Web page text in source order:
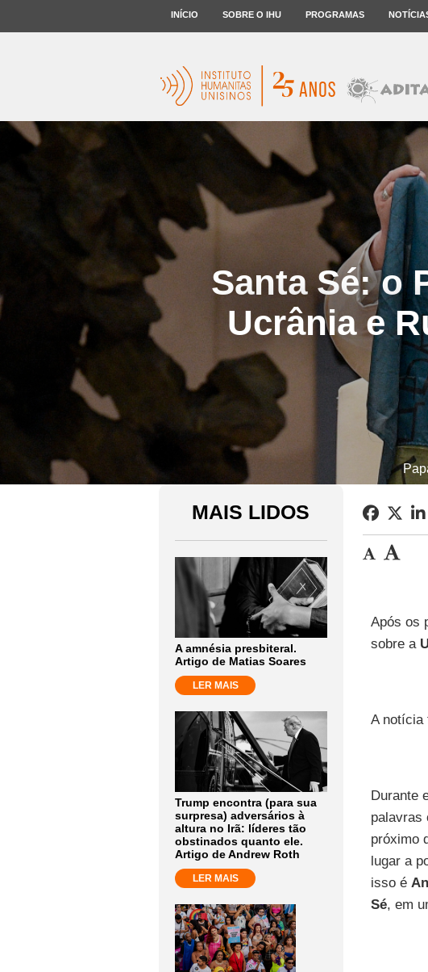
INÍCIO SOBRE O IHU PROGRAMAS
Santa Sé: o
Ucrânia e
MAIS LIDOS
A amnésia presbiteral.
Artigo de Matias Soares
LER MAIS
Trump encontra (para sua
surpresa) adversários à
altura no Irã: líderes tão
obstinados quanto ele.
Artigo de Andrew Roth
LER MAIS
Após os
sobre a
A notícia
Durante
palavras
próximo
lugar a
isso é
Sé, em